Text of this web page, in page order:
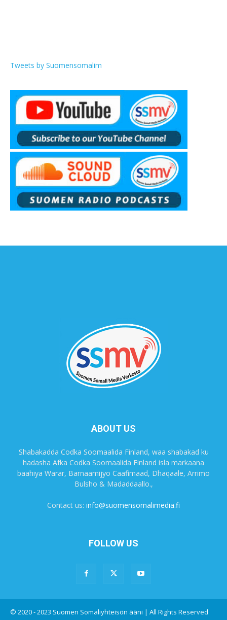
Tweets by Suomensomalim
ABOUT US
Shabakadda Codka Soomaalida Finland, waa shabakad ku
hadasha Afka Codka Soomaalida Finland isla markaana
baahiya Warar, Barnaamijyo Caafimaad, Dhaqaale, Arrimo
Bulsho & Madaddaallo.,
Contact us: info@suomensomalimedia.fi
FOLLOW US
© 2020 - 2023 Suomen Somaliyhteisön ääni | All Rights Reserved